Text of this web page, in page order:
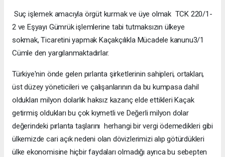
Suç işlemek amacıyla örgüt kurmak ve üye olmak TCK 220/1-
2 ve Eşyayı Gümrük işlemlerine tabi tutmaksızın ülkeye
sokmak, Ticaretini yapmak Kaçakçılıkla Mücadele kanunu3/1
Cümle den yargılanmaktadırlar.
Türkiye'nin önde gelen pırlanta şirketlerinin sahipleri, ortakları,
üst düzey yöneticileri ve çalışanlarının da bu kumpasa dahil
oldukları milyon dolarlık haksız kazanç elde ettikleri Kaçak
getirmiş oldukları bu çok kıymetli ve Değerli milyon dolar
değerindeki pırlanta taşlarını herhangi bir vergi ödemedikleri gibi
ülkemizde cari açık nedeni olan dövizlerimizi alıp götürdükleri
ülke ekonomisine hiçbir faydaları olmadığı ayrıca bu sebepten